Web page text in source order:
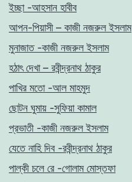
ইচ্ছা -আহসান হাবীব
আপন-পিয়াসী – কাজী নজরুল ইসলাম
মুনাজাত -কাজী নজরুল ইসলাম
হঠাৎ দেখা – রবীন্দ্রনাথ ঠাকুর
পাখির মতো -আল মাহমুদ
ছোটন ঘুমায় -সুফিয়া কামাল
প্রভাতী -কাজী নজরুল ইসলাম
যেতে নাহি দিব -রবীন্দ্রনাথ ঠাকুর
পাল্কী চলে রে -গোলাম মোস্তফা